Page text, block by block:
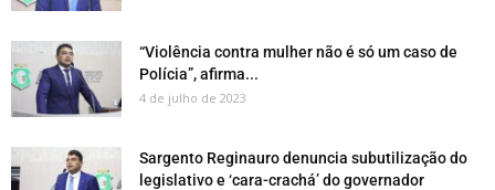
“Violência contra mulher não é só um caso de
Polícia”, afirma...
4 de julho de 2023
Sargento Reginauro denuncia subutilização do
legislativo e ‘cara-crachá’ do governador